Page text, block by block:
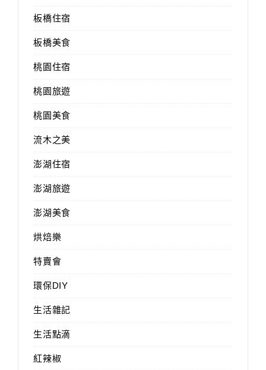
板橋住宿
板橋美食
桃園住宿
桃園旅遊
桃園美食
流木之美
澎湖住宿
澎湖旅遊
澎湖美食
烘焙樂
特賣會
環保DIY
生活雜記
生活點滴
紅辣椒